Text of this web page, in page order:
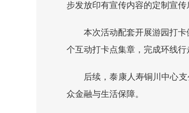
步发放印有宣传内容的定制宣
本次活动配套开展游园打
个互动打卡点集章，完成环线行
后续，泰康人寿铜川中心
众金融与生活保障。